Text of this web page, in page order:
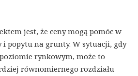
jest, że ceny mogą pomóc w
popytu na grunty. W sytuacji, gdy
rynkowym, może to
równomiernego rozdziału